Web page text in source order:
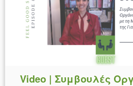
Video | Συμβουλές